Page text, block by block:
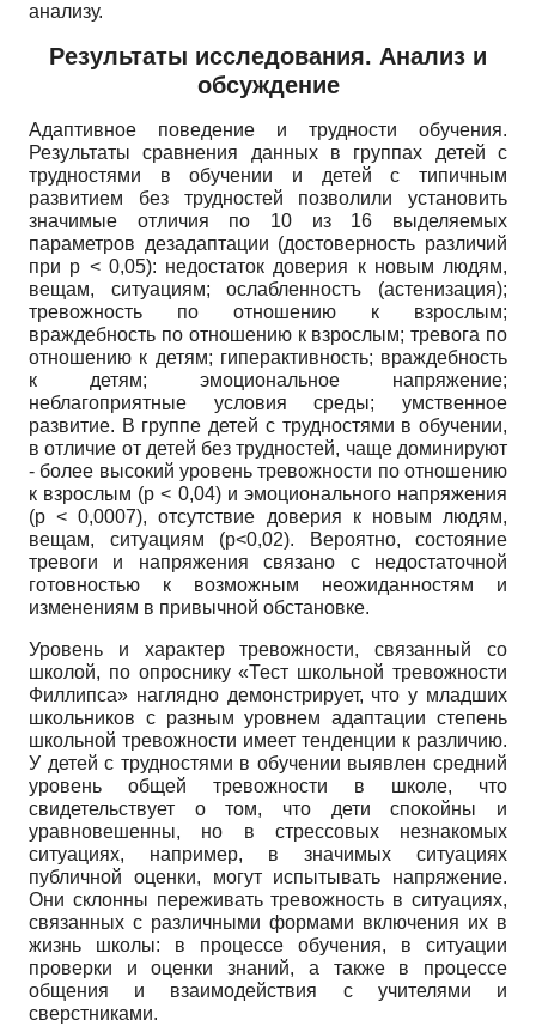
анализу.
Результаты исследования. Анализ и
обсуждение
Адаптивное поведение и трудности обучения.
Результаты сравнения данных в группах детей с
трудностями в обучении и детей с типичным
развитием без трудностей позволили установить
значимые отличия по 10 из 16 выделяемых
параметров дезадаптации (достоверность различий
при р < 0,05): недостаток доверия к новым людям,
вещам, ситуациям; ослабленностъ (астенизация);
тревожность по отношению к взрослым;
враждебность по отношению к взрослым; тревога по
отношению к детям; гиперактивность; враждебность
к детям; эмоциональное напряжение;
неблагоприятные условия среды; умственное
развитие. В группе детей с трудностями в обучении,
в отличие от детей без трудностей, чаще доминируют
- более высокий уровень тревожности по отношению
к взрослым (p< 0,04) и эмоционального напряжения
(p< 0,0007), отсутствие доверия к новым людям,
вещам, ситуациям (p<0,02).
Вероятно, состояние
тревоги и напряжения связано с недостаточной
готовностью к возможным неожиданностям и
изменениям в привычной обстановке.
Уровень и характер тревожности, связанный со
школой, по опроснику «Тест школьной тревожности
Филлипса» наглядно демонстрирует, что у младших
школьников с разным уровнем адаптации степень
школьной тревожности имеет тенденции к различию.
У детей с трудностями в обучении выявлен средний
уровень общей тревожности в школе, что
свидетельствует о том, что дети спокойны и
уравновешенны, но в стрессовых незнакомых
ситуациях, например, в значимых ситуациях
публичной оценки, могут испытывать напряжение.
Они склонны переживать тревожность в ситуациях,
связанных с различными формами включения их в
жизнь школы: в процессе обучения, в ситуации
проверки и оценки знаний, а также в процессе
общения и взаимодействия с учителями и
сверстниками.